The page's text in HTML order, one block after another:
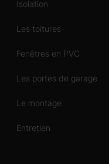
Isolation
Les toitures
Fenêtres en PVC
Les portes de garage
Le montage
Entretien